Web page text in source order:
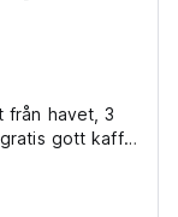
från havet, 3
gott kaffe
alla